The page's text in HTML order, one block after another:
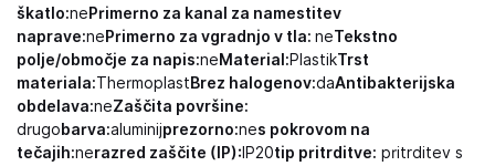
škatlo:nePrimerno za kanal za namestitev
naprave:nePrimerno za vgradnjo v tla: neTekstno
polje/območje za napis:neMaterial:PlastikTrst
materiala:ThermoplastBrez halogenov:daAntibakterijska
obdelava:neZaščita površine:
drugobarva:aluminijprezorno:nes pokrovom na
tečajih:nerazred zaščite (IP): IP20tip pritrditve: pritrditev s